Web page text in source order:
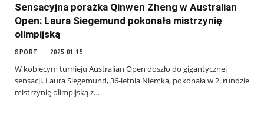
Sensacyjna porażka Qinwen Zheng w Australian
Open: Laura Siegemund pokonała mistrzynię
olimpijską
SPORT 2025-01-15
W kobiecym turnieju Australian Open doszło do gigantycznej
sensacji. Laura Siegemund, 36-letnia Niemka, pokonała w 2. rundzie
mistrzynię olimpijską z…